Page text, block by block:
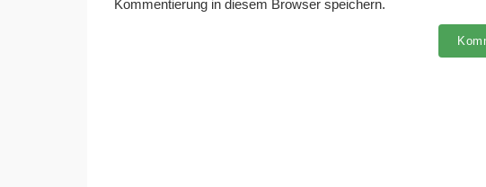
Kommentierung in diesem Browser speichern.